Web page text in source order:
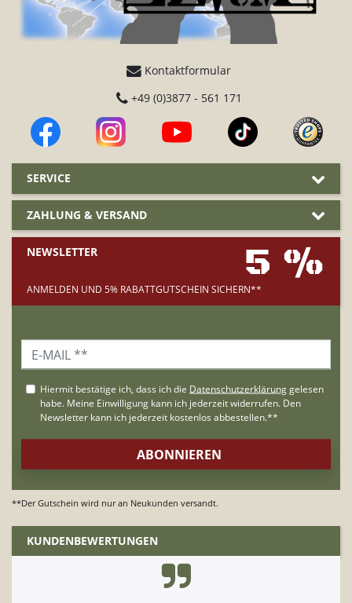
Kontaktformular
+49 (0)3877 - 561 171
SERVICE
ZAHLUNG & VERSAND
NEWSLETTER 5 %
ANMELDEN UND 5% RABATTGUTSCHEIN SICHERN**
**Der Gutschein wird nur an Neukunden versandt.
KUNDENBEWERTUNGEN